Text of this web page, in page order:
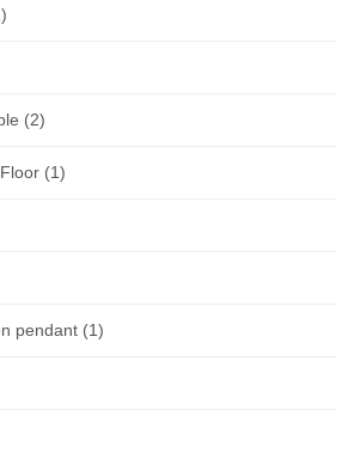
(2)
(1)
pendant (1)